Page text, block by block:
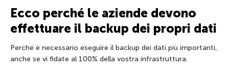
Ecco perché le aziende devono
effettuare il backup dei propri dati
Perché è necessario eseguire il backup dei dati più importanti,
anche se vi fidate al 100% della vostra infrastruttura.